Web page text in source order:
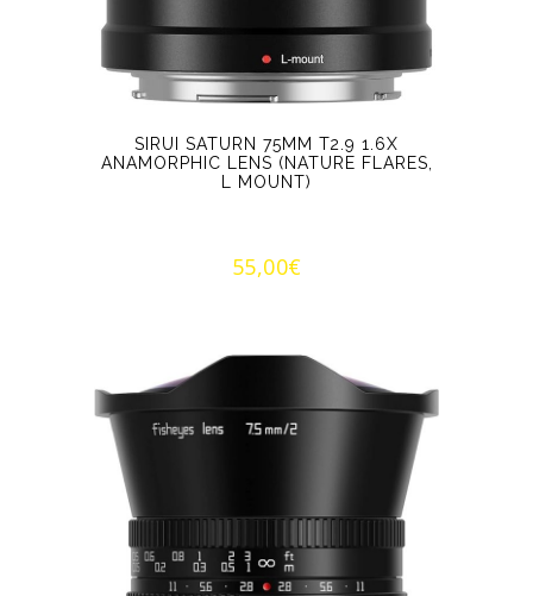
SIRUI SATURN 75MM T2.9 1.6X
ANAMORPHIC LENS (NATURE FLARES,
L MOUNT)
55,00€